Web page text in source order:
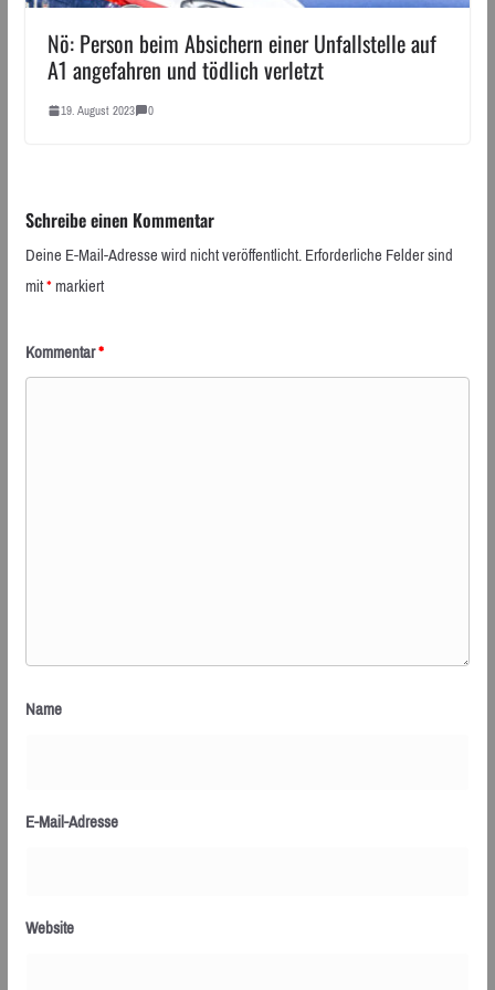
Nö: Person beim Absichern einer Unfallstelle auf
A1 angefahren und tödlich verletzt
19. August 2023 0
Schreibe einen Kommentar
Deine E-Mail-Adresse wird nicht veröffentlicht.Erforderliche Felder sind
mit*markiert
Kommentar*
Name
E-Mail-Adresse
Website